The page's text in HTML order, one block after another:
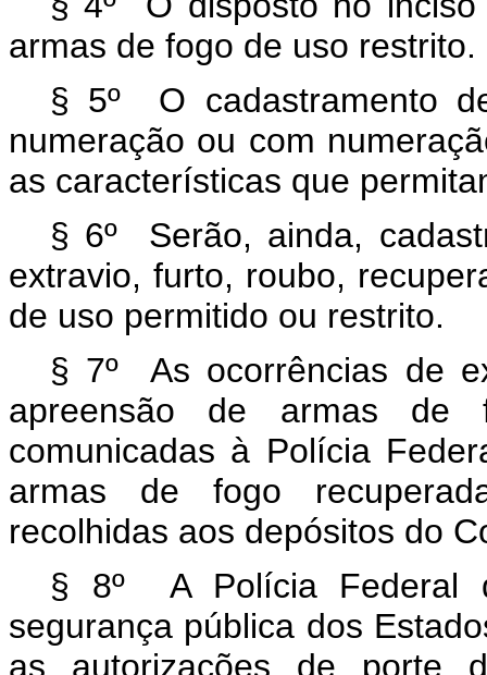
armas de fogo de uso restrito.
§ 5º O cadastramento
numeração ou com
as características que
§ 6º Serão, ainda,
extravio, furto, roubo,
de uso permitido ou restrito.
§ 7º As ocorrências de
apreensão de armas de
comunicadas à Polícia
armas de fogo
recolhidas aos depósitos do
§ 8º A Polícia Federal
segurança pública dos
as autorizações de porte